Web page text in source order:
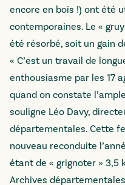
encore en bois !) ont été
contemporaines. Le «
été résorbé, soit un gain
« C’est un travail de
enthousiasme par les 17
quand on constate
souligne Léo Davy,
départementales. Cette
nouveau reconduite
étant de « grignoter » 3,5
Archives